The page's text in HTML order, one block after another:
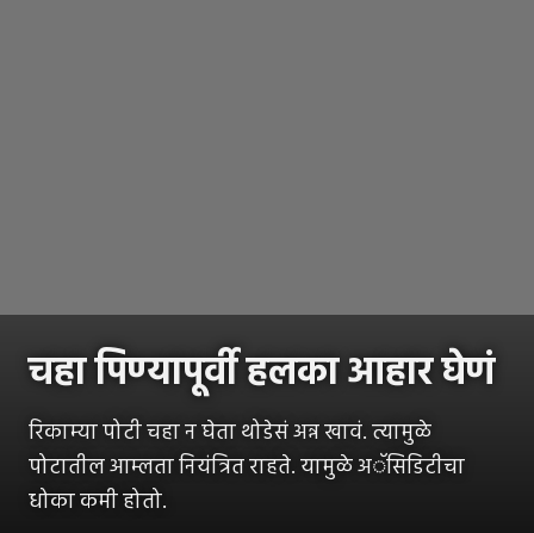
चहा पिण्यापूर्वी हलका आहार घेणं
रिकाम्या पोटी चहा न घेता थोडेसं अन्न खावं. त्यामुळे
पोटातील आम्लता नियंत्रित राहते. यामुळे अॅसिडिटीचा
धोका कमी होतो.